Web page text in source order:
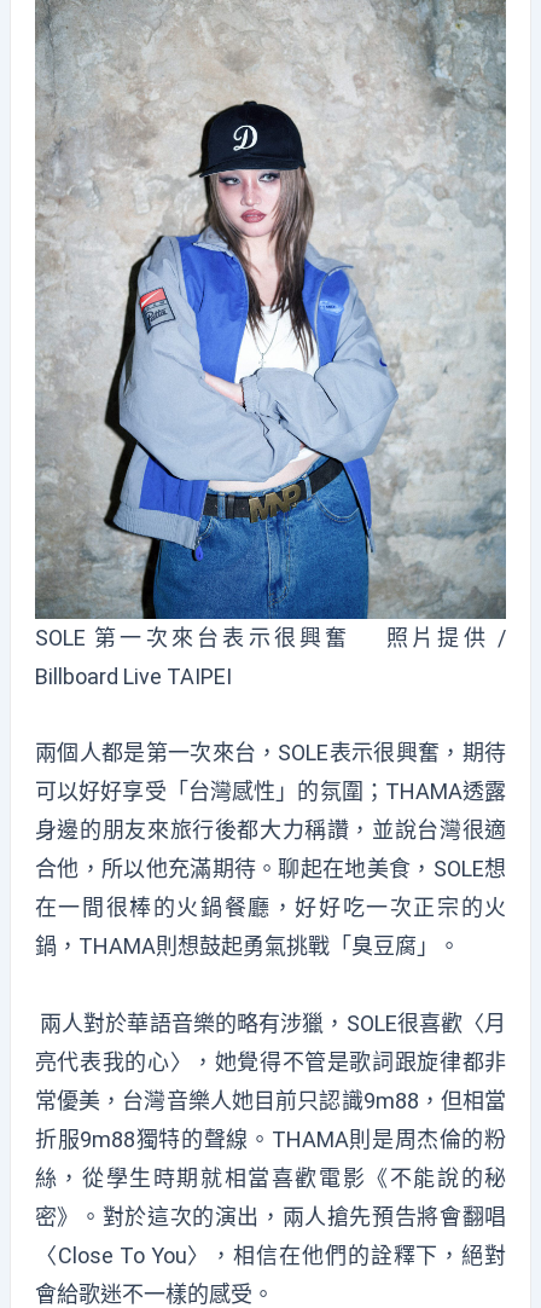
SOLE 第一次來台表示很興奮 照片提供 /
Billboard Live TAIPEI
兩個人都是第一次來台，SOLE表示很興奮，期待
可以好好享受「台灣感性」的氛圍；THAMA透露
身邊的朋友來旅行後都大力稱讚，並說台灣很適
合他，所以他充滿期待。聊起在地美食，SOLE想
在一間很棒的火鍋餐廳，好好吃一次正宗的火
鍋，THAMA則想鼓起勇氣挑戰「臭豆腐」。
兩人對於華語音樂的略有涉獵，SOLE很喜歡〈月
亮代表我的心〉，她覺得不管是歌詞跟旋律都非
常優美，台灣音樂人她目前只認識9m88，但相當
折服9m88獨特的聲線。THAMA則是周杰倫的粉
絲，從學生時期就相當喜歡電影《不能說的秘
密》。對於這次的演出，兩人搶先預告將會翻唱
〈Close To You〉，相信在他們的詮釋下，絕對
會給歌迷不一樣的感受。